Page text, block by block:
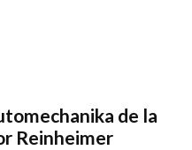
de la
Reinheimer